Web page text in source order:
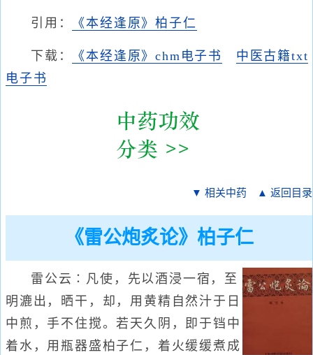
引用： 《本经逢原》柏子仁
下载： 《本经逢原》chm电子书
中医古籍txt
电子书
▼ 相关中药 ▲ 返回目录
《雷公炮炙论》柏子仁
雷公云∶凡使，先以酒浸一宿，至
明漉出，晒干，却，用黄精自然汁于日
中煎，手不住搅。若天久阴，即于铛中
着水，用瓶器盛柏子仁，着火缓缓煮成